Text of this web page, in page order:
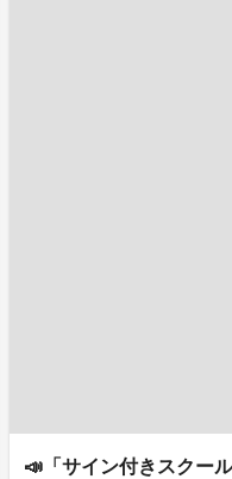
📣「サイン付きスクー